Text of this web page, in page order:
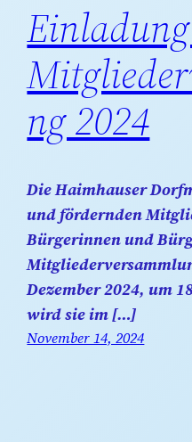
ng 2024
Die Haimhauser
und fördernden
Bürgerinnen und
Dezember 2024, um
wird sie im […]
November 14, 2024